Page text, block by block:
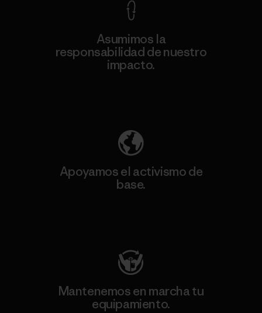
Asumimos la
responsabilidad de nuestro
impacto.
Apoyamos el activismo de
base.
Mantenemos en marcha tu
equipamiento.